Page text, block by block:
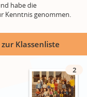
habe die
Kenntnis genommen.
Klassenliste
2